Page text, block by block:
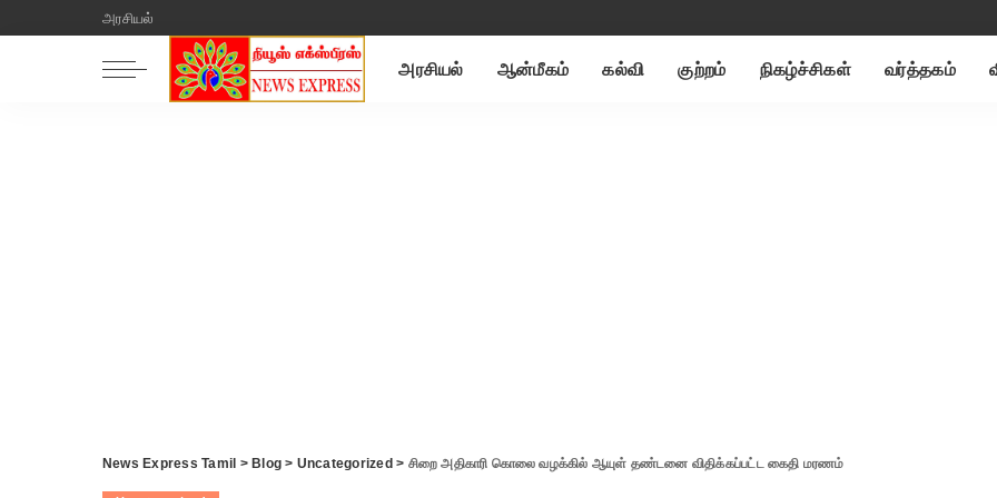
அரசியல்
அரசியல் ஆன்மீகம் கல்வி குற்றம் நிகழ்ச்சிகள் வர்த்தகம்
News Express Tamil > Blog > Uncategorized > சிறை அதிகாரி கொலை வழக்கில் ஆயுள் தண்டனை விதிக்கப்பட்ட கைதி மரணம்